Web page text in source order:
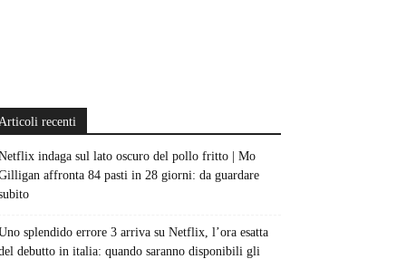
recenti
indaga sul lato oscuro del pollo fritto | Mo
affronta 84 pasti in 28 giorni: da guardare
splendido errore 3 arriva su Netflix, l’ora esatta
debutto in italia: quando saranno disponibili gli